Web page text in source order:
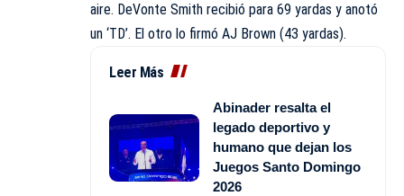
aire. DeVonte Smith recibió para 69 yardas y anotó
un ‘TD’. El otro lo firmó AJ Brown (43 yardas).
Leer Más
Abinader resalta el
legado deportivo y
humano que dejan los
Juegos Santo Domingo
2026